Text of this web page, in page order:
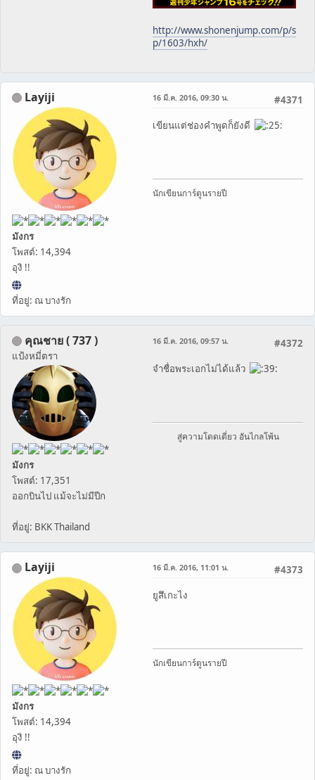
http://www.shonenjump.com/p/s
p/1603/hxh/
Layiji
มังกร
โพสต์: 14,394
อุงิ !!
ที่อยู่: ณ บางรัก
#4371
16 มี.ค. 2016, 09:30 น.
เขียนแต่ช่องคำพูดก็ยังดี
นักเขียนการ์ตูนรายปี
คุณชาย ( 737 )
แป้งหมี่ตรา
มังกร
โพสต์: 17,351
ออกบินไป แม้จะไม่มีปีก
ที่อยู่: BKK Thailand
#4372
16 มี.ค. 2016, 09:57 น.
จำชื่อพระเอกไม่ได้แล้ว
สู่ความโดดเดี่ยว อันไกลโพ้น
Layiji
มังกร
โพสต์: 14,394
อุงิ !!
ที่อยู่: ณ บางรัก
#4373
16 มี.ค. 2016, 11:01 น.
ยูสึเกะไง
นักเขียนการ์ตูนรายปี